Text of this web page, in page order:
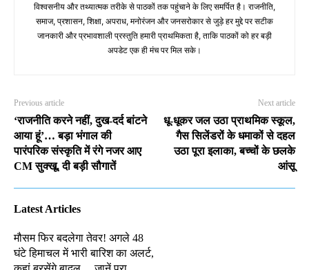
विश्वसनीय और तथ्यात्मक तरीके से पाठकों तक पहुंचाने के लिए समर्पित है। राजनीति,
समाज, प्रशासन, शिक्षा, अपराध, मनोरंजन और जनसरोकार से जुड़े हर मुद्दे पर सटीक
जानकारी और प्रभावशाली प्रस्तुति हमारी प्राथमिकता है, ताकि पाठकों को हर बड़ी
अपडेट एक ही मंच पर मिल सके।
Previous article
‘राजनीति करने नहीं, दुख-दर्द बांटने
आया हूं’… बड़ा भंगाल की
पारंपरिक संस्कृति में रंगे नजर आए
CM सुक्खू, दी बड़ी सौगातें
Next article
धू-धूकर जल उठा प्राथमिक स्कूल,
गैस सिलेंडरों के धमाकों से दहल
उठा पूरा इलाका, बच्चों के छलके
आंसू
Latest Articles
मौसम फिर बदलेगा तेवर! अगले 48
घंटे हिमाचल में भारी बारिश का अलर्ट,